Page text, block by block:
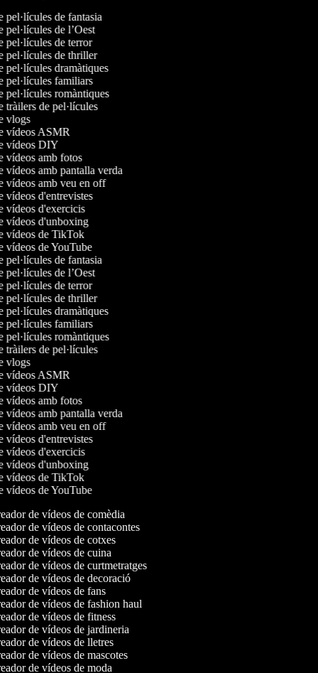
pel·lícules de fantasia
pel·lícules de l’Oest
pel·lícules de terror
pel·lícules de thriller
pel·lícules dramàtiques
pel·lícules familiars
pel·lícules romàntiques
tràilers de pel·lícules
vlogs
vídeos ASMR
vídeos DIY
vídeos amb fotos
vídeos amb pantalla verda
vídeos amb veu en off
vídeos d'entrevistes
vídeos d'exercicis
vídeos d'unboxing
vídeos de TikTok
vídeos de YouTube
pel·lícules de fantasia
pel·lícules de l’Oest
pel·lícules de terror
pel·lícules de thriller
pel·lícules dramàtiques
pel·lícules familiars
pel·lícules romàntiques
tràilers de pel·lícules
vlogs
vídeos ASMR
vídeos DIY
vídeos amb fotos
vídeos amb pantalla verda
vídeos amb veu en off
vídeos d'entrevistes
vídeos d'exercicis
vídeos d'unboxing
vídeos de TikTok
vídeos de YouTube
de vídeos de comèdia
de vídeos de contacontes
de vídeos de cotxes
de vídeos de cuina
de vídeos de curtmetratges
de vídeos de decoració
de vídeos de fans
de vídeos de fashion haul
de vídeos de fitness
de vídeos de jardineria
de vídeos de lletres
de vídeos de mascotes
de vídeos de moda